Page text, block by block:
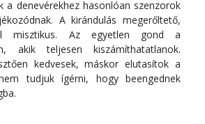
a denevérekhez hasonlóan szenzorok
A kirándulás megerőltető,
misztikus. Az egyetlen gond a
akik teljesen kiszámíthatatlanok.
kedvesek, máskor elutasítok a
tudjuk ígérni, hogy beengednek